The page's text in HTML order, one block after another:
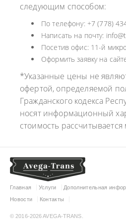
следующим способом:
По телефону: +7 (778)
Написать на почту:
Посетив офис: 11-й
Оформить заявку на
*Указанные цены не
офертой, определяемой
Гражданского кодекса
носят информационный
стоимость
Главная Услуги Дополнительная
Новости
Контакты
© 2016-2026 AVEGA-TRANS.